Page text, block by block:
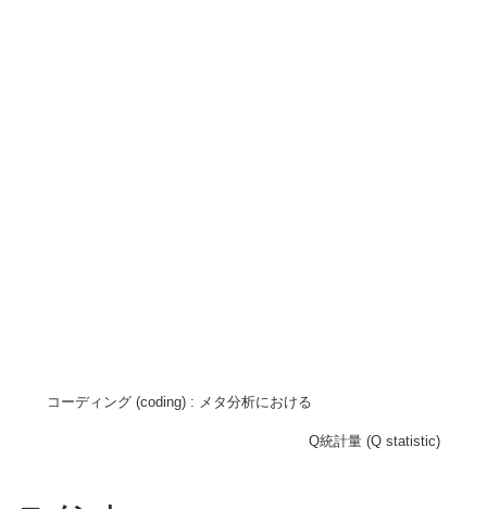
コーディング (coding) : メタ分析における
Q統計量 (Q statistic)